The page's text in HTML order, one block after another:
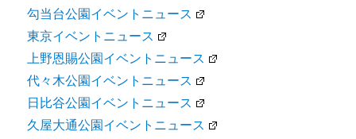
勾当台公園イベントニュース
東京イベントニュース
上野恩賜公園イベントニュース
代々木公園イベントニュース
日比谷公園イベントニュース
久屋大通公園イベントニュース